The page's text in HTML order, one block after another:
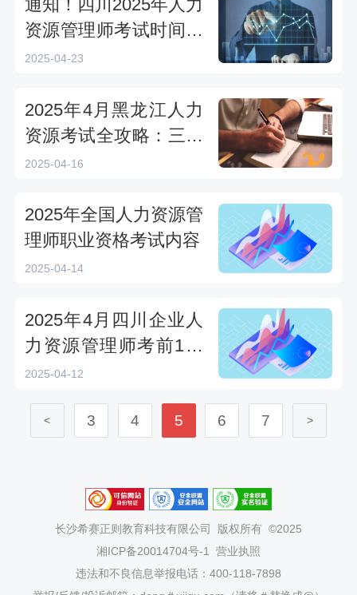
通知！四川2025年人力
资源管理师考试时间：
4月26日开考
2025-04-23
2025年4月黑龙江人力
资源考试全攻略：三四
级4月27日机考来袭
2025-04-16
2025年全国人力资源管
理师职业资格考试内容
2025-04-14
2025年4月四川企业人
力资源管理师考前1天
全攻略：三四级考试时
2025-04-12
< 3 4 5 6 7 >
长沙希赛正则教育科技有限公司
版权所有 ©2025
湘ICP备20014704号-1
营业执照
违法和不良信息举报电话：400-118-7898